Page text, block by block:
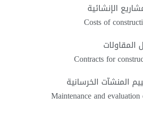
الإنشائية
Costs of
المقاولات
Contracts for
المنشآت الخرسانية
Maintenance and